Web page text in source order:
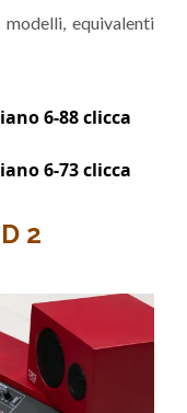
equivalenti
6-88 clicca
6-73 clicca
2